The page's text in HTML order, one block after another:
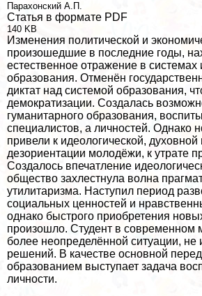
Парахонский А.П.
Статья в формате PDF
140 KB
Изменения политической и
произошедшие в последние годы,
естественное отражение в системах
образования. Отменён
диктат над системой образования,
демократизации. Создалась
гуманитарного образования,
специалистов, а личностей. Однако
привели к идеологической,
дезориентации молодёжи, к утрате
Создалось впечатление
общество захлестнула волна
утилитаризма. Наступил период
социальных ценностей и
однако быстрого приобретения
произошло. Студент в современном
более неопределённой ситуации,
решений. В качестве основной
образованием выступает задача
личности.